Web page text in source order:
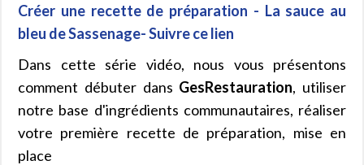
Créer une recette de préparation - La sauce au
bleu de Sassenage- Suivre ce lien
Dans cette série vidéo, nous vous présentons
comment débuter dans GesRestauration, utiliser
notre base d'ingrédients communautaires, réaliser
votre première recette de préparation, mise en
place